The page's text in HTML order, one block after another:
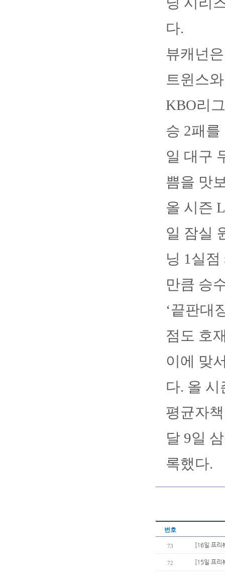
다.
뷰캐넌
트윈스
KBO리
승 2패
일 대구
쁨을 맛
올 시즌
일 잠실
닝 1실
만큼 승
‘끝판대
점도 호
이에 맞
다. 올
평균자
달 9일
록했다.
번호
73 [16일 프리
72 [15일 프리